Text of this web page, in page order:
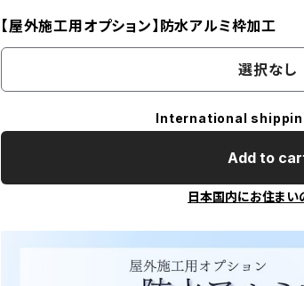
【屋外施工用オプション】防水アルミ枠加工
選択なし
International
Add to
日本国内にお住まい